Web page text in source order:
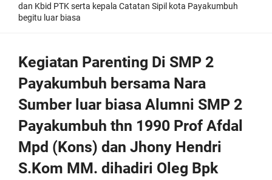
dan Kbid PTK serta kepala Catatan Sipil kota Payakumbuh
begitu luar biasa
Kegiatan Parenting Di SMP 2
Payakumbuh bersama Nara
Sumber luar biasa Alumni SMP 2
Payakumbuh thn 1990 Prof Afdal
Mpd (Kons) dan Jhony Hendri
S.Kom MM. dihadiri Oleg Bpk